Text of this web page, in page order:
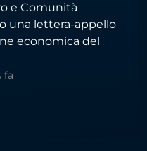
e Comunità
una lettera-appello
economica del
fa